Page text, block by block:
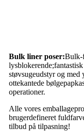
Bulk liner poser:Bulk-
støvsugeudstyr og med
ottekantede
operationer.
Alle vores
brugerdefineret
tilbud på tilpasning!